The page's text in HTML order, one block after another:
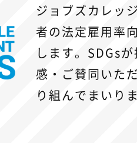
ジョブズカレッ
者の法定雇用率
します。 SDGs
感・ご賛同いた
り組んでまいり